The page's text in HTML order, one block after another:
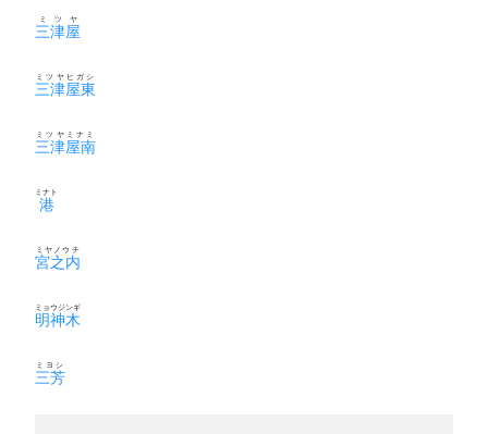
三津屋
ミツヤ
三津屋東
ミツヤヒガシ
三津屋南
ミツヤミナミ
港
ミナト
宮之内
ミヤノウチ
明神木
ミョウジンギ
三芳
ミヨシ